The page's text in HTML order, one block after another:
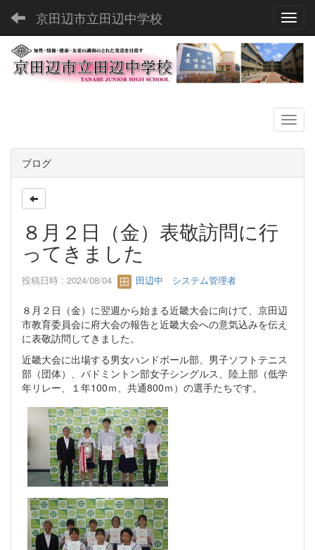
京田辺市立田辺中学校
ブログ
８月２日（金）表敬訪問に行
ってきました
投稿日時 : 2024/08/04 田辺中 システム管理者
８月２日（金）に翌週から始まる近畿大会に向けて、京田辺
市教育委員会に府大会の報告と近畿大会への意気込みを伝え
に表敬訪問してきました。
近畿大会に出場する男女ハンドボール部、男子ソフトテニス
部（団体）、バドミントン部女子シングルス、陸上部（低学
年リレー、１年100ｍ、共通800ｍ）の選手たちです。